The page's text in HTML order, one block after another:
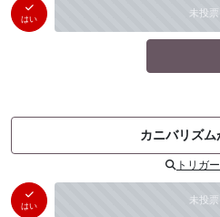
はい 未投票
カニバリズム
トリガ
はい 未投票